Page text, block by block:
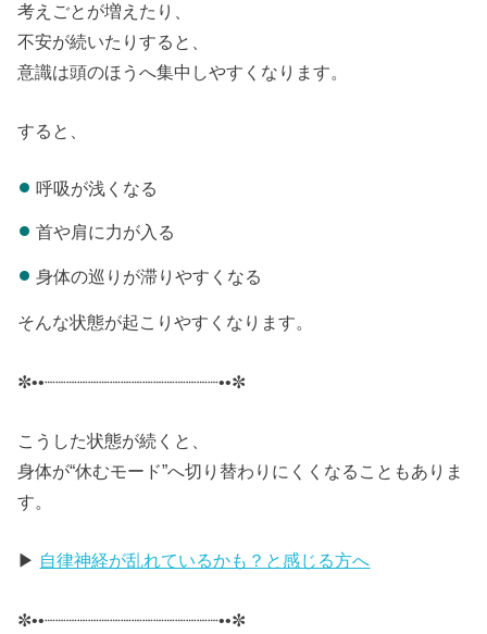
考えごとが増えたり、
不安が続いたりすると、
意識は頭のほうへ集中しやすくなります。
すると、
呼吸が浅くなる
首や肩に力が入る
身体の巡りが滞りやすくなる
そんな状態が起こりやすくなります。
✼••┈┈┈┈┈┈┈┈┈┈┈┈┈┈┈┈••✼
こうした状態が続くと、
身体が“休むモード”へ切り替わりにくくなることもありま
す。
▶ 自律神経が乱れているかも？と感じる方へ
✼••┈┈┈┈┈┈┈┈┈┈┈┈┈┈┈┈••✼